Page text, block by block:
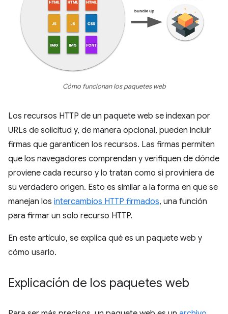
Cómo funcionan los paquetes web
Los recursos HTTP de un paquete web se indexan por
URLs de solicitud y, de manera opcional, pueden incluir
firmas que garanticen los recursos. Las firmas permiten
que los navegadores comprendan y verifiquen de dónde
proviene cada recurso y lo tratan como si proviniera de
su verdadero origen. Esto es similar a la forma en que se
manejan los intercambios HTTP firmados, una función
para firmar un solo recurso HTTP.
En este artículo, se explica qué es un paquete web y
cómo usarlo.
Explicación de los paquetes web